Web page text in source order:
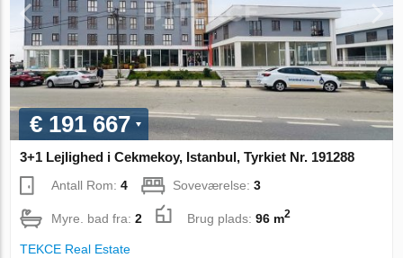
€ 191 667
3+1 Lejlighed i Cekmekoy, Istanbul, Tyrkiet Nr. 191288
Antall Rom:4 Soveværelse:3
Myre. bad fra:2 Brug plads:96 m2
TEKCE Real Estate